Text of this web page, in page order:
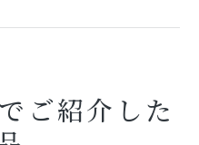
ご紹介した